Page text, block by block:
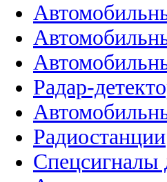
Радар-
Радиостанции
Спецсигналы